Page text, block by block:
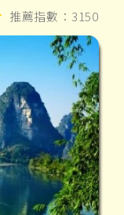
推薦指數：3150